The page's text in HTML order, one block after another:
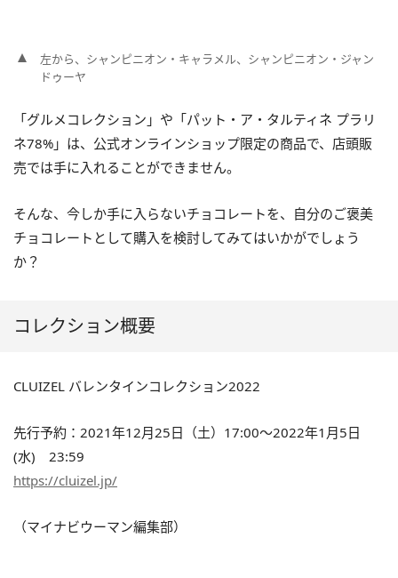
左から、シャンピニオン・キャラメル、シャンピニオン・ジャン
ドゥーヤ
「グルメコレクション」や「パット・ア・タルティネ プラリ
ネ78%」は、公式オンラインショップ限定の商品で、店頭販
売では手に入れることができません。
そんな、今しか手に入らないチョコレートを、自分のご褒美
チョコレートとして購入を検討してみてはいかがでしょう
か？
コレクション概要
CLUIZEL バレンタインコレクション2022
先行予約：2021年12月25日（土）17:00～2022年1月5日
(水) 23:59
https://cluizel.jp/
（マイナビウーマン編集部）